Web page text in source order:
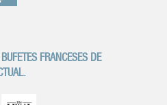
FRANCESES DE